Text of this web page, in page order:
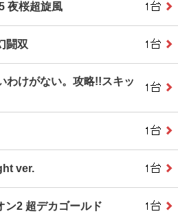
夜桜超旋風
闘双
わけがない。攻略!!スキッ
ver.
ン2 超デカゴールド